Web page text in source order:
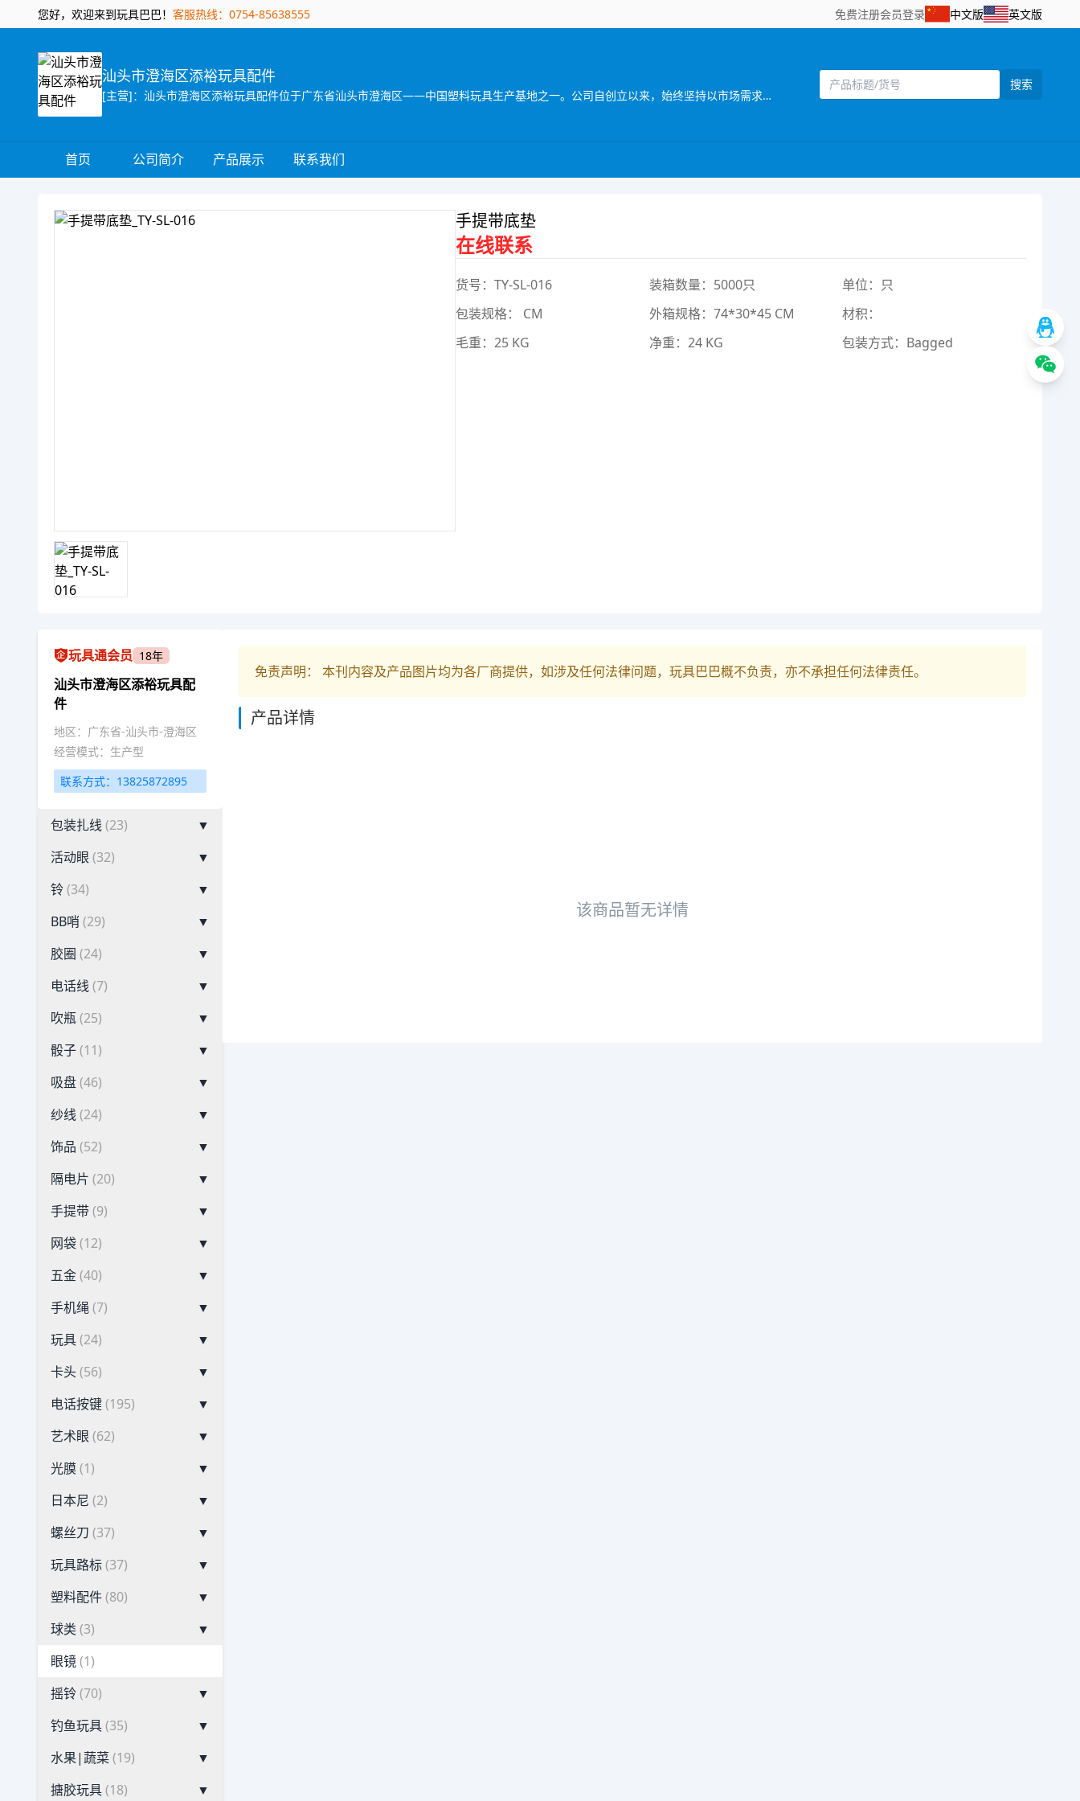
您好，欢迎来到玩具巴巴！ 客服热线：0754-85638555 免费注册会员登录 中文版 英文版
汕头市澄海区添裕玩具配件
[主营]：汕头市澄海区添裕玩具配件位于广东省汕头市澄海区——中国塑料玩具生产基地之一。公司自创立以来，始终坚持以市场需求为主导，以产品质量为企业生命，研发创新以科技含量较高的产品为目标，以设计独特，功能齐全的产品特色，参与市场竞争。同时，公司还拥有一批熟悉玩具产品贸易业务、精通外贸英语的高素质业务人员，配备有电脑网络等现代化办公设施，为贸易全过程提供了优质高效的服务，受到了各地贸易伙伴的高度评价。公司一贯奉行“质量第一，诚信立业”的经营理念，确保产品符合相关的质量标准和客户要求。深受广大客户的信赖和欢迎。公司业务正蒸蒸日上。 公司本着“勇于开拓，不断创新，诚信务实，客户至上，质量第一，追求卓著”的企业理念，严格控制产品质量，不断改进创新，确保产品符合相关质量标准和客户要求，凭借自身优势及准确的市场定位，使产品更具吸引力和趣味性，倍受客户好评。以诚为本、平等合作的经营宗旨，深受各商家，消费者的信任及赞誉。“创造、技术、品质”是本公司面向21世纪的口号。 展望未来，我们正以饱满的热情，昂扬的姿态，积极致力玩具新产品的开发，全面提高企业管理层次，把公司建设成为规模化的现代化科技企业。 汕头市澄海区添裕玩具配件欢迎海内外客商到我网站浏览、查询、订购;欢迎到公司展厅直接选购!“让客户得到最满意的产品”， 竭诚希望与各海内外客户建立长期友好的合作。互惠互利，携手共创辉煌明天!
搜索
首页 公司简介 产品展示 联系我们
手提带底垫
在线联系
货号：TY-SL-016 装箱数量：5000只
单位：只
包装规格： CM
外箱规格：74*30*45 CM
材积：
毛重：25 KG
净重：24 KG 包装方式：Bagged
玩具通会员 18年
汕头市澄海区添裕玩具配
件
地区：广东省-汕头市-澄海区
经营模式：生产型
联系方式：13825872895
包装扎线(23)
▼
活动眼 (32)
▼
铃(34)
▼
BB哨 (29)
▼
胶圈 (24)
▼
电话线(7)
▼
吹瓶(25)
▼
骰子(11)
▼
吸盘(46)
▼
纱线(24)
▼
饰品 (52)
▼
隔电片 (20)
▼
手提带(9)
▼
网袋(12)
▼
五金(40)
▼
手机绳(7)
▼
玩具(24)
▼
卡头(56)
▼
电话按键(195)
▼
艺术眼 (62)
▼
光膜(1)
▼
日本尼 (2)
▼
螺丝刀 (37)
▼
玩具路标(37)
▼
塑料配件(80)
▼
球类 (3)
▼
眼镜(1)
摇铃(70)
▼
钓鱼玩具(35)
▼
水果|蔬菜(19)
▼
搪胶玩具(18) ▼
免责声明： 本刊内容及产品图片均为各厂商提供，如涉及任何法律问题，玩具巴巴概不负责，亦不承担任何法律责任。
产品详情
该商品暂无详情